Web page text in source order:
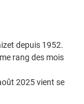
depuis 1952.
rang des mois
2025 vient se